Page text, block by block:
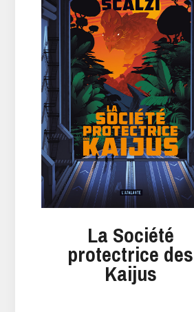
La Société
protectrice des
Kaijus